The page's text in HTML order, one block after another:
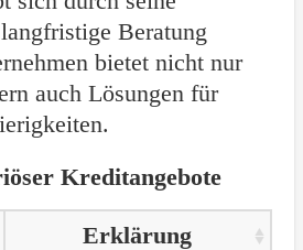
Beratung
bietet nicht nur
auch Lösungen für
Kreditangebote
Erklärung